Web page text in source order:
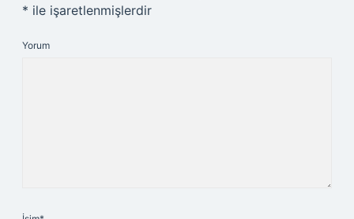
* ile işaretlenmişlerdir
Yorum